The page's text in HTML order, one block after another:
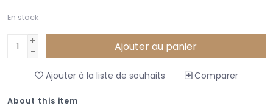
En stock
+
-
Ajouter au panier
Ajouter à la liste de souhaits Comparer
About this item